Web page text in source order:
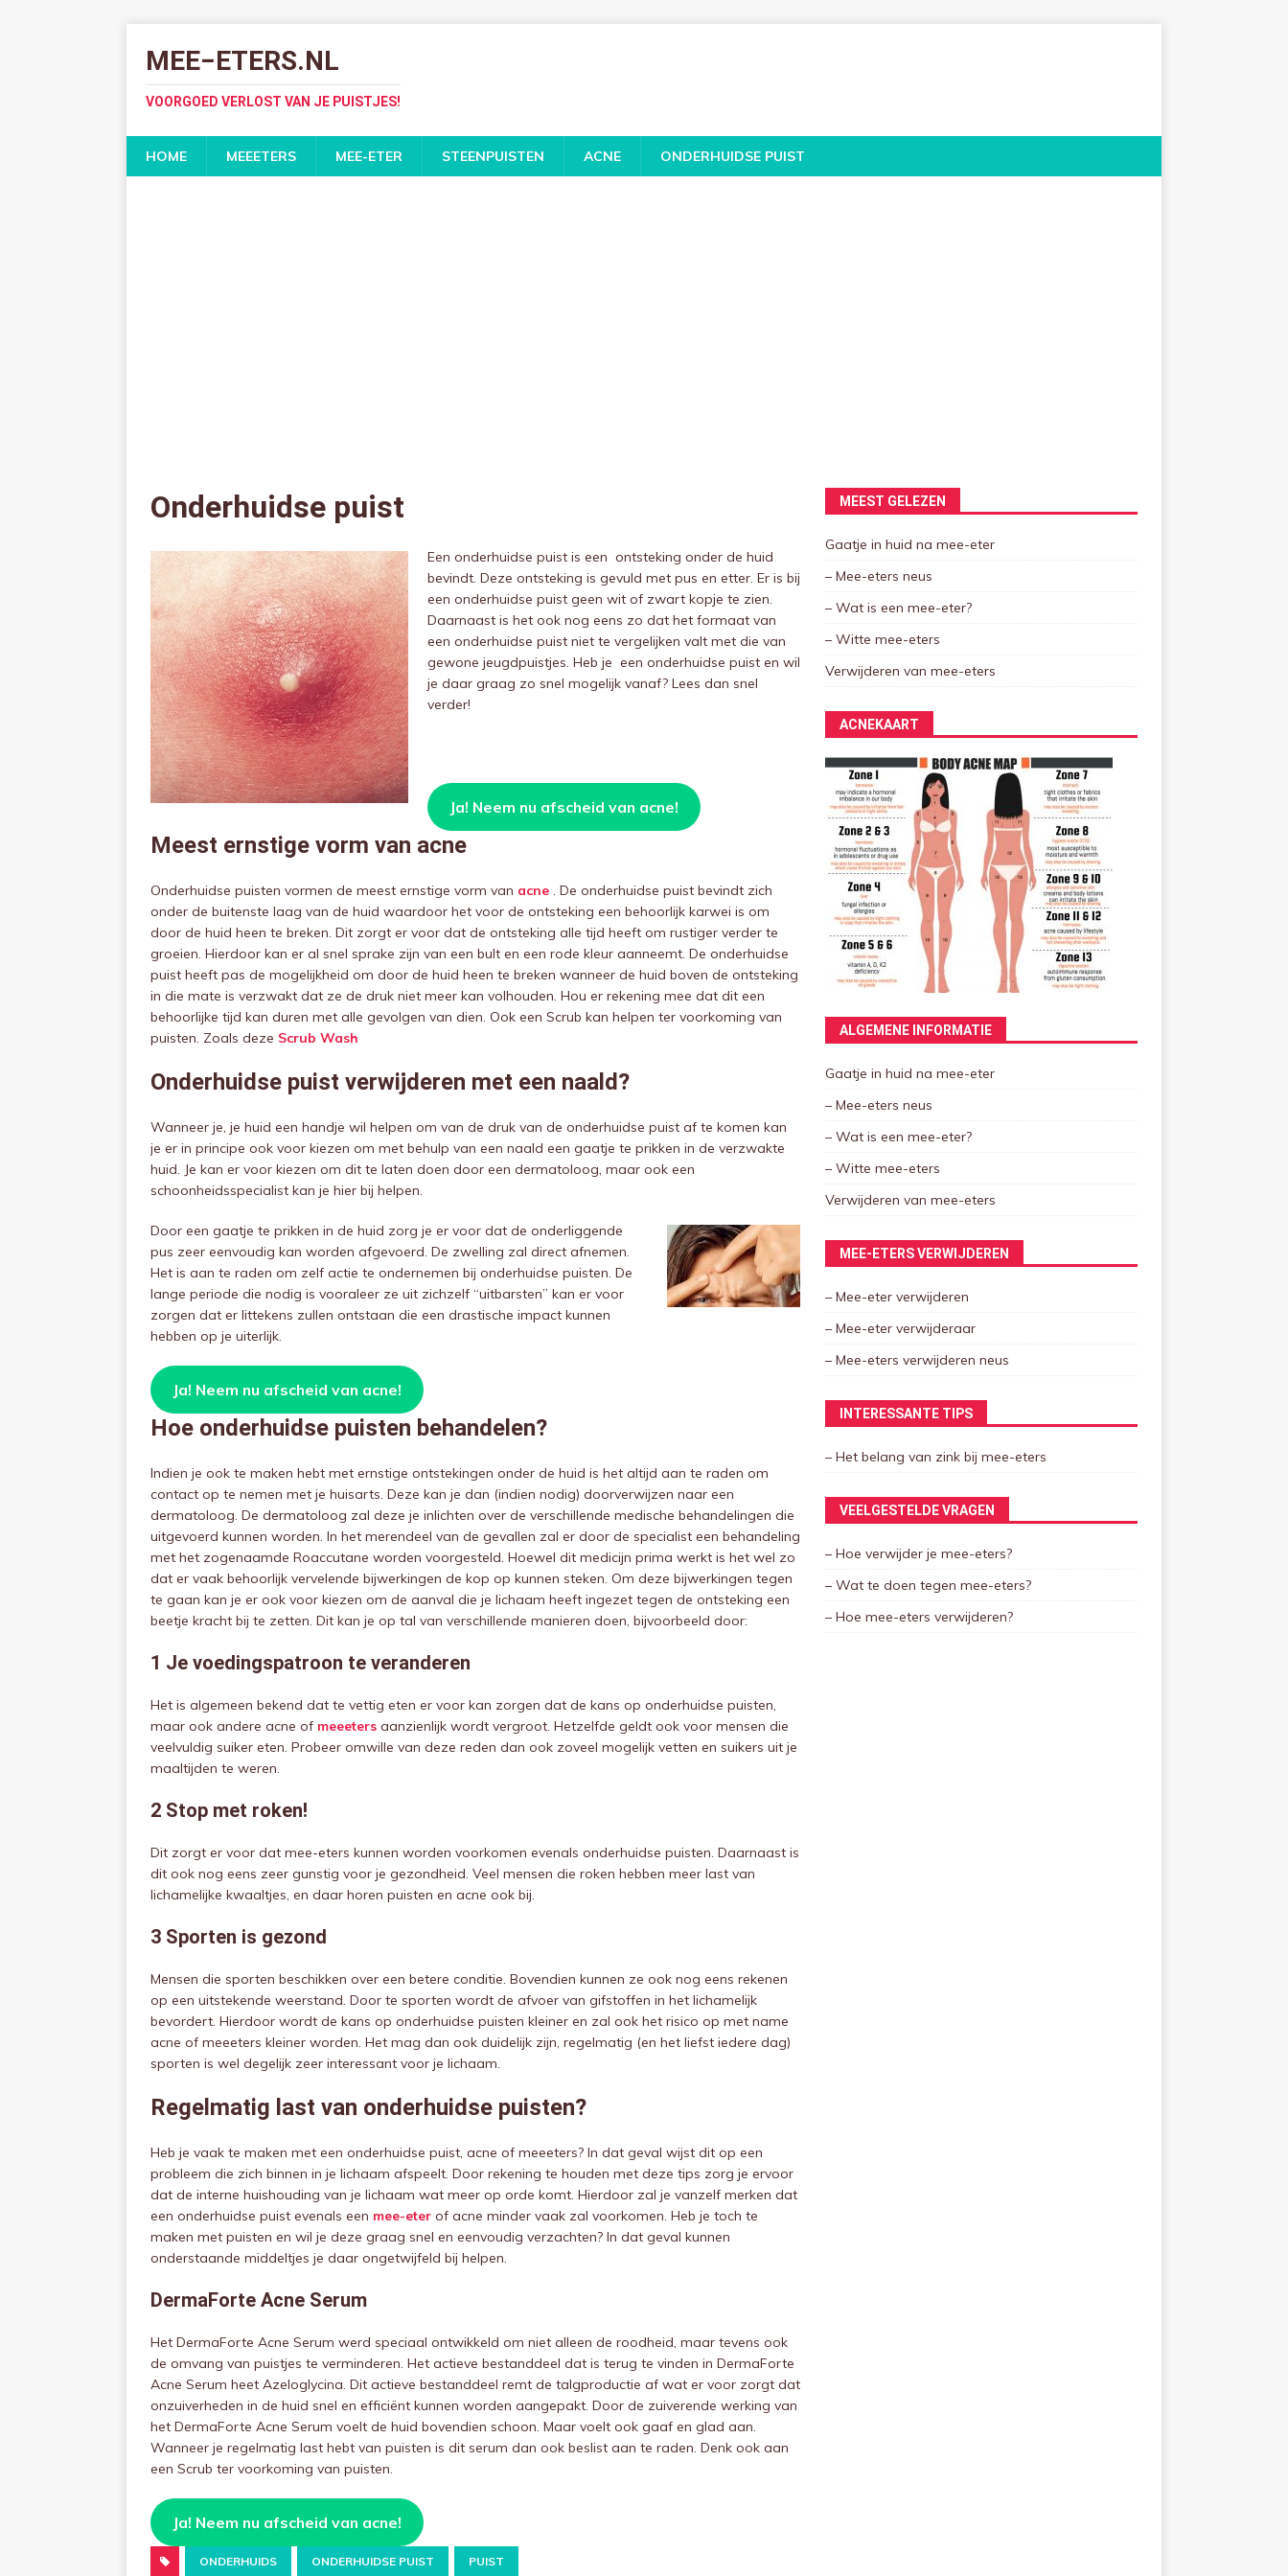
MEE−ETERS.NL
VOORGOED VERLOST VAN JE PUISTJES!
HOME MEEETERS MEE-ETER STEENPUISTEN ACNE ONDERHUIDSE PUIST
Onderhuidse puist
Een onderhuidse puist is een ontsteking onder de huid
bevindt. Deze ontsteking is gevuld met pus en etter. Er is bij
een onderhuidse puist geen wit of zwart kopje te zien.
Daarnaast is het ook nog eens zo dat het formaat van
een onderhuidse puist niet te vergelijken valt met die van
gewone jeugdpuistjes. Heb je een onderhuidse puist en wil
je daar graag zo snel mogelijk vanaf? Lees dan snel
verder!
Ja! Neem nu afscheid van acne!
Meest ernstige vorm van acne
Onderhuidse puisten vormen de meest ernstige vorm van acne . De onderhuidse puist bevindt zich
onder de buitenste laag van de huid waardoor het voor de ontsteking een behoorlijk karwei is om
door de huid heen te breken. Dit zorgt er voor dat de ontsteking alle tijd heeft om rustiger verder te
groeien. Hierdoor kan er al snel sprake zijn van een bult en een rode kleur aanneemt. De onderhuidse
puist heeft pas de mogelijkheid om door de huid heen te breken wanneer de huid boven de ontsteking
in die mate is verzwakt dat ze de druk niet meer kan volhouden. Hou er rekening mee dat dit een
behoorlijke tijd kan duren met alle gevolgen van dien. Ook een Scrub kan helpen ter voorkoming van
puisten. Zoals deze Scrub Wash
Onderhuidse puist verwijderen met een naald?
Wanneer je, je huid een handje wil helpen om van de druk van de onderhuidse puist af te komen kan
je er in principe ook voor kiezen om met behulp van een naald een gaatje te prikken in de verzwakte
huid. Je kan er voor kiezen om dit te laten doen door een dermatoloog, maar ook een
schoonheidsspecialist kan je hier bij helpen.
Door een gaatje te prikken in de huid zorg je er voor dat de onderliggende
pus zeer eenvoudig kan worden afgevoerd. De zwelling zal direct afnemen.
Het is aan te raden om zelf actie te ondernemen bij onderhuidse puisten. De
lange periode die nodig is vooraleer ze uit zichzelf “uitbarsten” kan er voor
zorgen dat er littekens zullen ontstaan die een drastische impact kunnen
hebben op je uiterlijk.
Ja! Neem nu afscheid van acne!
Hoe onderhuidse puisten behandelen?
Indien je ook te maken hebt met ernstige ontstekingen onder de huid is het altijd aan te raden om
contact op te nemen met je huisarts. Deze kan je dan (indien nodig) doorverwijzen naar een
dermatoloog. De dermatoloog zal deze je inlichten over de verschillende medische behandelingen die
uitgevoerd kunnen worden. In het merendeel van de gevallen zal er door de specialist een behandeling
met het zogenaamde Roaccutane worden voorgesteld. Hoewel dit medicijn prima werkt is het wel zo
dat er vaak behoorlijk vervelende bijwerkingen de kop op kunnen steken. Om deze bijwerkingen tegen
te gaan kan je er ook voor kiezen om de aanval die je lichaam heeft ingezet tegen de ontsteking een
beetje kracht bij te zetten. Dit kan je op tal van verschillende manieren doen, bijvoorbeeld door:
1 Je voedingspatroon te veranderen
Het is algemeen bekend dat te vettig eten er voor kan zorgen dat de kans op onderhuidse puisten,
maar ook andere acne of meeeters aanzienlijk wordt vergroot. Hetzelfde geldt ook voor mensen die
veelvuldig suiker eten. Probeer omwille van deze reden dan ook zoveel mogelijk vetten en suikers uit je
maaltijden te weren.
2 Stop met roken!
Dit zorgt er voor dat mee-eters kunnen worden voorkomen evenals onderhuidse puisten. Daarnaast is
dit ook nog eens zeer gunstig voor je gezondheid. Veel mensen die roken hebben meer last van
lichamelijke kwaaltjes, en daar horen puisten en acne ook bij.
3 Sporten is gezond
Mensen die sporten beschikken over een betere conditie. Bovendien kunnen ze ook nog eens rekenen
op een uitstekende weerstand. Door te sporten wordt de afvoer van gifstoffen in het lichamelijk
bevordert. Hierdoor wordt de kans op onderhuidse puisten kleiner en zal ook het risico op met name
acne of meeeters kleiner worden. Het mag dan ook duidelijk zijn, regelmatig (en het liefst iedere dag)
sporten is wel degelijk zeer interessant voor je lichaam.
Regelmatig last van onderhuidse puisten?
Heb je vaak te maken met een onderhuidse puist, acne of meeeters? In dat geval wijst dit op een
probleem die zich binnen in je lichaam afspeelt. Door rekening te houden met deze tips zorg je ervoor
dat de interne huishouding van je lichaam wat meer op orde komt. Hierdoor zal je vanzelf merken dat
een onderhuidse puist evenals een mee-eter of acne minder vaak zal voorkomen. Heb je toch te
maken met puisten en wil je deze graag snel en eenvoudig verzachten? In dat geval kunnen
onderstaande middeltjes je daar ongetwijfeld bij helpen.
DermaForte Acne Serum
Het DermaForte Acne Serum werd speciaal ontwikkeld om niet alleen de roodheid, maar tevens ook
de omvang van puistjes te verminderen. Het actieve bestanddeel dat is terug te vinden in DermaForte
Acne Serum heet Azeloglycina. Dit actieve bestanddeel remt de talgproductie af wat er voor zorgt dat
onzuiverheden in de huid snel en efficiënt kunnen worden aangepakt. Door de zuiverende werking van
het DermaForte Acne Serum voelt de huid bovendien schoon. Maar voelt ook gaaf en glad aan.
Wanneer je regelmatig last hebt van puisten is dit serum dan ook beslist aan te raden. Denk ook aan
een Scrub ter voorkoming van puisten.
Ja! Neem nu afscheid van acne!
ONDERHUIDS ONDERHUIDSE PUIST PUIST
MEEST GELEZEN
Gaatje in huid na mee-eter
– Mee-eters neus
– Wat is een mee-eter?
– Witte mee-eters
Verwijderen van mee-eters
ACNEKAART
ALGEMENE INFORMATIE
Gaatje in huid na mee-eter
– Mee-eters neus
– Wat is een mee-eter?
– Witte mee-eters
Verwijderen van mee-eters
MEE-ETERS VERWIJDEREN
– Mee-eter verwijderen
– Mee-eter verwijderaar
– Mee-eters verwijderen neus
INTERESSANTE TIPS
– Het belang van zink bij mee-eters
VEELGESTELDE VRAGEN
– Hoe verwijder je mee-eters?
– Wat te doen tegen mee-eters?
– Hoe mee-eters verwijderen?